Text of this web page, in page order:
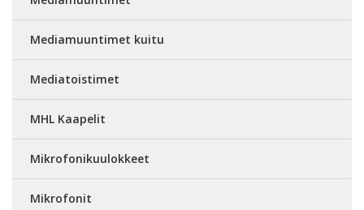
Mediamuuntimet kuitu
Mediatoistimet
MHL Kaapelit
Mikrofonikuulokkeet
Mikrofonit